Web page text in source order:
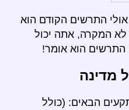
התרשים הקודם הוא
המקרה, אתה יכול
התרשים הוא אומר!
מדינה
הבאים: (כולל